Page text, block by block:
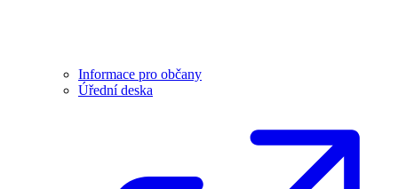
Informace pro občany
Úřední deska